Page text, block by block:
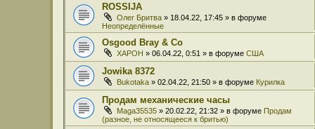
ROSSIJA
Олег Бритва » 18.04.22, 17:45 » в форуме
Неопределённые
Osgood Bray & Co
XAPOH » 06.04.22, 0:51 » в форуме США
Jowika 8372
Bukotaka » 02.04.22, 21:50 » в форуме Курилка
Продам механические часы
Maga35535 » 20.02.22, 21:32 » в форуме Продам
(разное, не относящееся к бритью)